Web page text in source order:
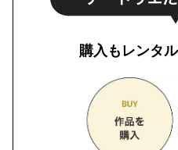
購入もレンタ